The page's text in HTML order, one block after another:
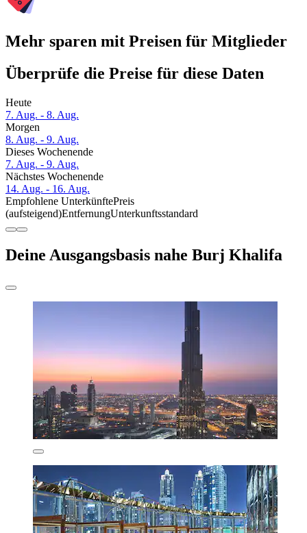
Mehr sparen mit Preisen für Mitglieder
Überprüfe die Preise für diese Daten
Heute
7. Aug. - 8. Aug.
Morgen
8. Aug. - 9. Aug.
Dieses Wochenende
7. Aug. - 9. Aug.
Nächstes Wochenende
14. Aug. - 16. Aug.
Empfohlene UnterkünftePreis
(aufsteigend)EntfernungUnterkunftsstandard
Deine Ausgangsbasis nahe Burj Khalifa